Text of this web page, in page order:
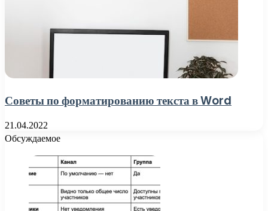
Советы по форматированию текста в Word
21.04.2022
Обсуждаемое